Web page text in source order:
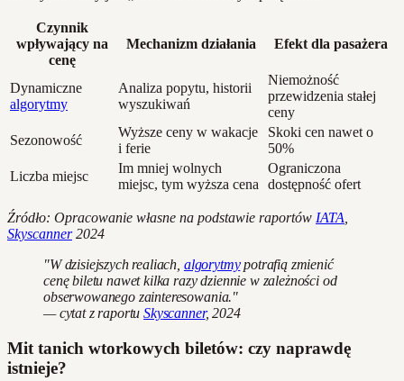
Czynnik
wpływający na
cenę
Mechanizm działania Efekt dla pasażera
Dynamiczne
algorytmy
Analiza popytu, historii
wyszukiwań
Niemożność
przewidzenia stałej
ceny
Sezonowość
Wyższe ceny w wakacje
i ferie
Skoki cen nawet o
50%
Liczba miejsc
Im mniej wolnych
miejsc, tym wyższa cena
Ograniczona
dostępność ofert
Źródło: Opracowanie własne na podstawie raportów IATA
Skyscanner2024
"W dzisiejszych realiach, algorytmypotrafią zmienić
cenę biletu nawet kilka razy dziennie w zależności od
obserwowanego zainteresowania."
— cytat z raportuSkyscanner, 2024
Mit tanich wtorkowych biletów: czy naprawdę
istnieje?